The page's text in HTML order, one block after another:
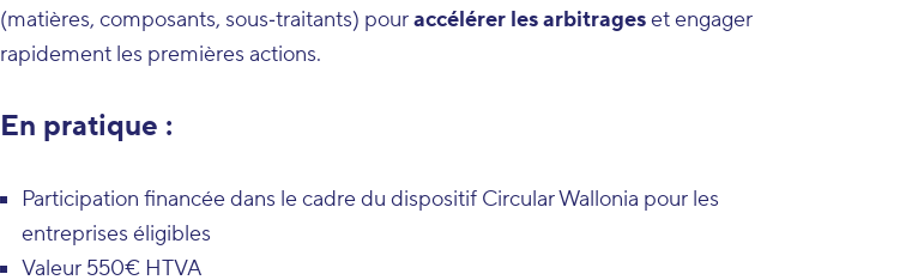
(matières, composants, sous‑traitants) pouraccélérer les arbitrageset engager
rapidement les premières actions.
En pratique :
Participation financée dans le cadre du dispositif Circular Wallonia pour les
entreprises éligibles
Valeur 550€ HTVA